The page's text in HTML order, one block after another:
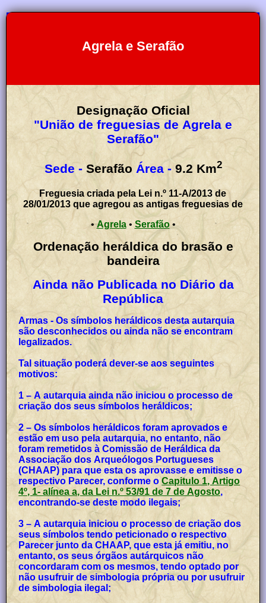
Agrela e Serafão
Designação Oficial
"União de freguesias de Agrela e
Serafão"
Sede - Serafão Área - 9.2 Km2
Freguesia criada pela Lei n.º 11-A/2013 de
28/01/2013 que agregou as antigas freguesias de
•Agrela• Serafão•
Ordenação heráldica do brasão e
bandeira
Ainda não Publicada no Diário da
República
Armas - Os símbolos heráldicos desta autarquia
são desconhecidos ou ainda não se encontram
legalizados.
Tal situação poderá dever-se aos seguintes
motivos:
1 – A autarquia ainda não iniciou o processo de
criação dos seus símbolos heráldicos;
2 – Os símbolos heráldicos foram aprovados e
estão em uso pela autarquia, no entanto, não
foram remetidos à Comissão de Heráldica da
Associação dos Arqueólogos Portugueses
(CHAAP) para que esta os aprovasse e emitisse o
respectivo Parecer, conforme oCapitulo 1, Artigo
4º, 1- alínea a, da Lei n.º 53/91 de 7 de Agosto,
encontrando-se deste modo ilegais;
3 – A autarquia iniciou o processo de criação dos
seus símbolos tendo peticionado o respectivo
Parecer junto da CHAAP, que esta já emitiu, no
entanto, os seus órgãos autárquicos não
concordaram com os mesmos, tendo optado por
não usufruir de simbologia própria ou por usufruir
de simbologia ilegal;